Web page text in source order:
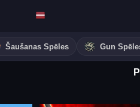
Šaušanas Spēles Gun